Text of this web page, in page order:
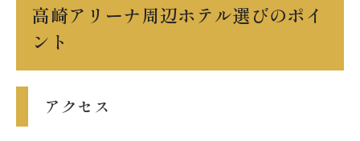
高崎アリーナ周辺ホテル選びのポイ
ント
アクセス